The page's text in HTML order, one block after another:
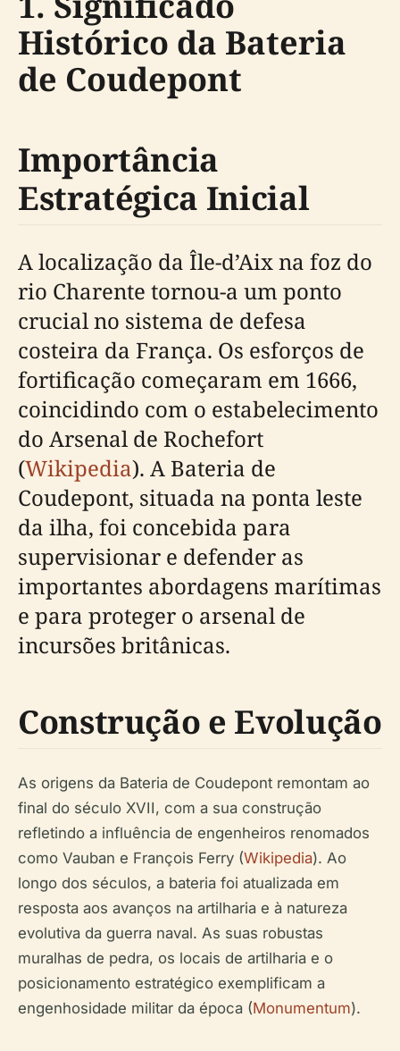
Histórico da Bateria
de Coudepont
Importância
Estratégica Inicial
A localização da Île-d’Aix na foz do
rio Charente tornou-a um ponto
crucial no sistema de defesa
costeira da França. Os esforços de
fortificação começaram em 1666,
coincidindo com o estabelecimento
do Arsenal de Rochefort
(Wikipedia). A Bateria de
Coudepont, situada na ponta leste
da ilha, foi concebida para
supervisionar e defender as
importantes abordagens marítimas
e para proteger o arsenal de
incursões britânicas.
Construção e Evolução
As origens da Bateria de Coudepont remontam ao
final do século XVII, com a sua construção
refletindo a influência de engenheiros renomados
como Vauban e François Ferry (Wikipedia). Ao
longo dos séculos, a bateria foi atualizada em
resposta aos avanços na artilharia e à natureza
evolutiva da guerra naval. As suas robustas
muralhas de pedra, os locais de artilharia e o
posicionamento estratégico exemplificam a
engenhosidade militar da época (Monumentum).